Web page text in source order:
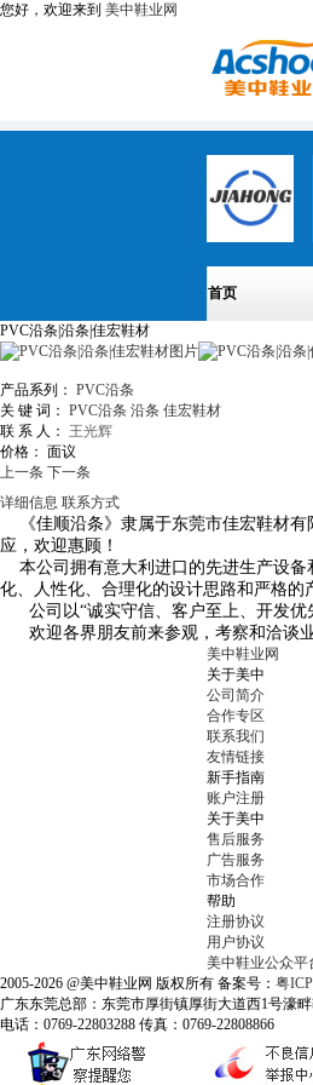
您好，欢迎来到 美中鞋业网
首页
PVC沿条|沿条|佳宏鞋材
产品系列： PVC沿条
关 键 词： PVC沿条 沿条 佳宏鞋材
联 系 人：
王光辉
价格： 面议
上一条 下一条
详细信息 联系方式
《佳顺沿条》隶属于东莞市佳宏鞋材有
应，欢迎惠顾！
本公司拥有意大利进口的先进生产设
化、人性化、合理化的设计思路和严格
公司以“诚实守信、客户至上、开发优
欢迎各界朋友前来参观，考察和洽谈业
美中鞋业网
关于美中
公司简介
合作专区
联系我们
友情链接
新手指南
账户注册
关于美中
售后服务
广告服务
市场合作
帮助
注册协议
用户协议
美中鞋业公众平
2005-2026 @美中鞋业网 版权所有 备案号： 粤
广东东莞总部：东莞市厚街镇厚街大道西1号濠
电话：0769-22803288 传真：0769-22808866